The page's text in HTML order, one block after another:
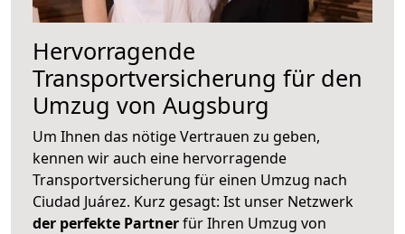
Hervorragende
Transportversicherung für den
Umzug von Augsburg
Um Ihnen das nötige Vertrauen zu geben,
kennen wir auch eine hervorragende
Transportversicherung für einen Umzug nach
Ciudad Juárez. Kurz gesagt: Ist unser Netzwerk
der perfekte Partnerfür Ihren Umzug von